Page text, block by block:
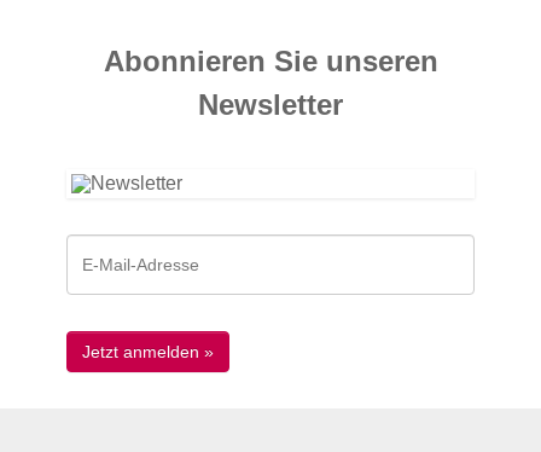
Abonnieren Sie unseren
News­letter